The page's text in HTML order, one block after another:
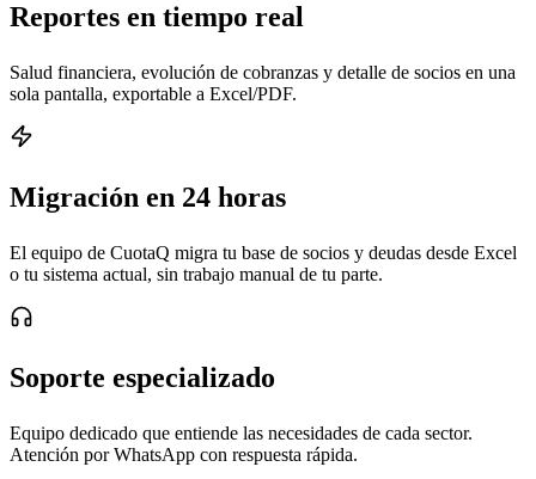
Reportes en tiempo real
Salud financiera, evolución de cobranzas y detalle de socios en una
sola pantalla, exportable a Excel/PDF.
Migración en 24 horas
El equipo de CuotaQ migra tu base de socios y deudas desde Excel
o tu sistema actual, sin trabajo manual de tu parte.
Soporte especializado
Equipo dedicado que entiende las necesidades de cada sector.
Atención por WhatsApp con respuesta rápida.